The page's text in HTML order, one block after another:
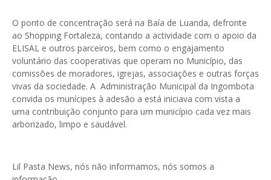
O ponto de concentração será na Baía de Luanda, defronte
ao Shopping Fortaleza, contando a actividade com o apoio da
ELISAL e outros parceiros, bem como o engajamento
voluntário das cooperativas que operam no Município, das
comissões de moradores, igrejas, associações e outras forças
vivas da sociedade. A Administração Municipal da Ingombota
convida os munícipes à adesão a está iniciava com vista a
uma contribuição conjunto para um município cada vez mais
arborizado, limpo e saudável.
Lil Pasta News, nós não informamos, nós somos a